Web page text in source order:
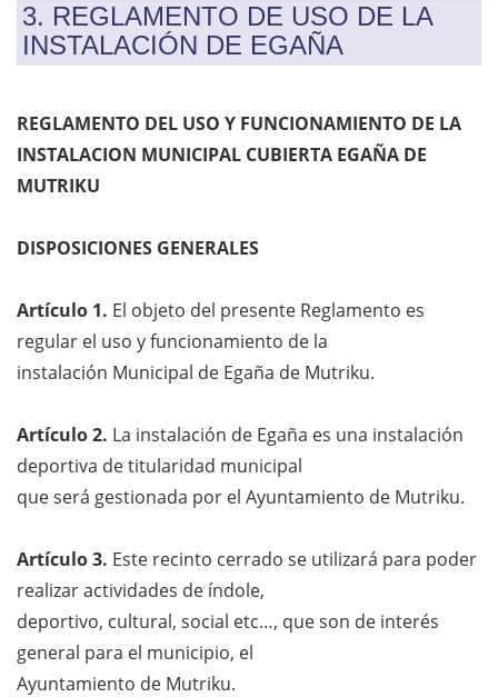
3. REGLAMENTO DE USO DE LA
INSTALACIÓN DE EGAÑA
REGLAMENTO DEL USO Y FUNCIONAMIENTO DE LA
INSTALACION MUNICIPAL CUBIERTA EGAÑA DE
MUTRIKU
DISPOSICIONES GENERALES
Artículo 1. El objeto del presente Reglamento es
regular el uso y funcionamiento de la
instalación Municipal de Egaña de Mutriku.
Artículo 2. La instalación de Egaña es una instalación
deportiva de titularidad municipal
que será gestionada por el Ayuntamiento de Mutriku.
Artículo 3. Este recinto cerrado se utilizará para poder
realizar actividades de índole,
deportivo, cultural, social etc…, que son de interés
general para el municipio, el
Ayuntamiento de Mutriku.